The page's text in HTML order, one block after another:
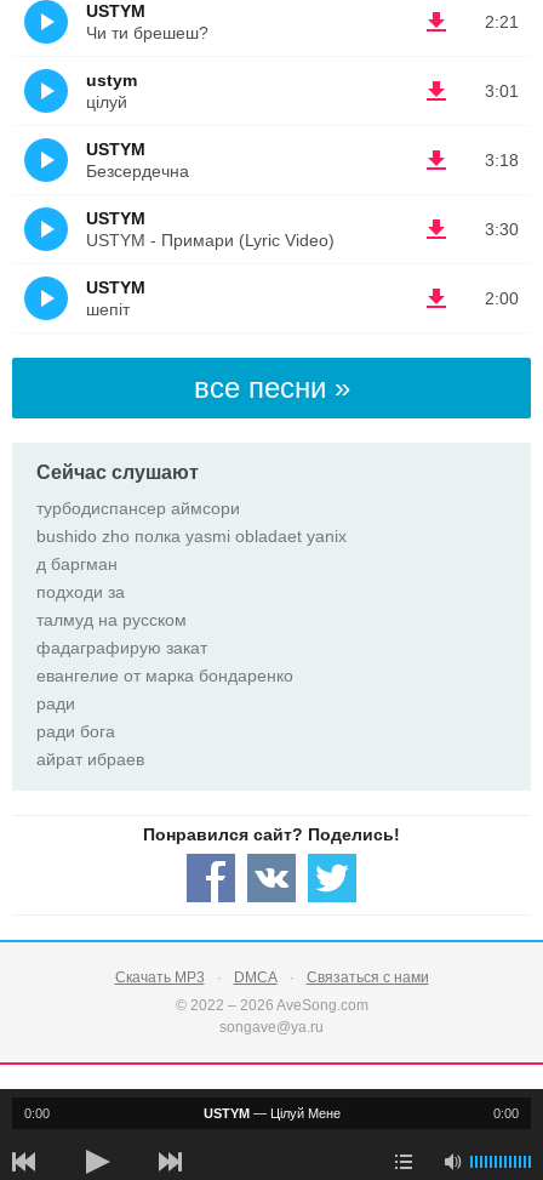
2:21
USTYM
Чи ти брешеш?
3:01
ustym
цiлуй
3:18
USTYM
Безсердечна
3:30
USTYM
USTYM - Примари (Lyric Video)
2:00
USTYM
шепiт
все песни »
Сейчас слушают
турбодиспансер аймсори
bushido zho полка yasmi obladaet yanix
д баргман
подходи за
талмуд на русском
фадаграфирую закат
евангелие от марка бондаренко
ради
ради бога
айрат ибраев
Скачать MP3 DMCA
Связаться с нами
© 2022 – 2026 AveSong.com
songave@ya.ru
0:00 0:00
USTYM — Цілуй Мене